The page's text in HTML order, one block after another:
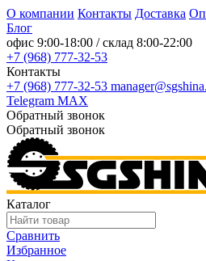
О компании Контакты Доставка
Блог
офис 9:00-18:00 / склад 8:00-22:00
+7 (968) 777-32-53
Контакты
+7 (968) 777-32-53
Telegram MAX
Обратный звонок
Обратный звонок
Каталог
Сравнить
Избранное